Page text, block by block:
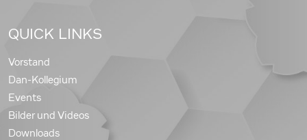
QUICK LINKS
Vorstand
Dan-Kollegium
Events
Bilder und Videos
Downloads